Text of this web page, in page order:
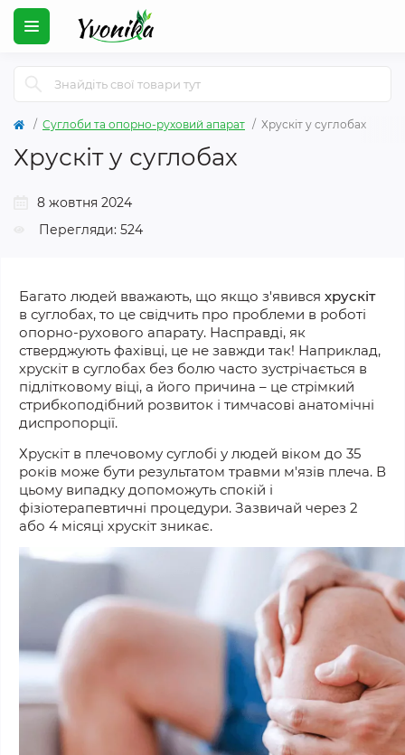
Суглоби та опорно-руховий апарат Хрускіт у суглобах
Хрускіт у суглобах
8 жовтня 2024
Перегляди: 524
Багато людей вважають, що якщо з'явився хрускіт
в суглобах, то це свідчить про проблеми в роботі
опорно-рухового апарату. Насправді, як
стверджують фахівці, це не завжди так! Наприклад,
хрускіт в суглобах без болю часто зустрічається в
підлітковому віці, а його причина – це стрімкий
стрибкоподібний розвиток і тимчасові анатомічні
диспропорції.
Хрускіт в плечовому суглобі у людей віком до 35
років може бути результатом травми м'язів плеча. В
цьому випадку допоможуть спокій і
фізіотерапевтичні процедури. Зазвичай через 2
або 4 місяці хрускіт зникає.